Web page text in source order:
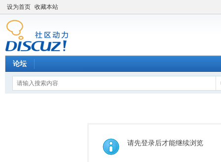
设为首页 收藏本站
论坛
请先登录后才能继续浏览